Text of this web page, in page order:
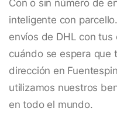
Con o sin número de
inteligente con
envíos de DHL con
cuándo se espera que
dirección en
utilizamos nuestros
en todo el mundo.